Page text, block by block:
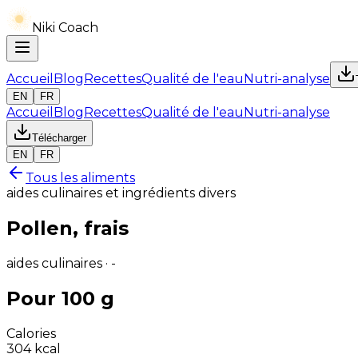
Niki Coach
Accueil BlogRecettesQualité de l'eauNutri-analyse
EN
FR
Accueil BlogRecettesQualité de l'eauNutri-analyse
Télécharger
EN
FR
Tous les aliments
aides culinaires et ingrédients divers
Pollen, frais
aides culinaires · -
Pour 100 g
Calories
304 kcal